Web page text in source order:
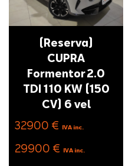
(Reserva)
CUPRA
Formentor 2.0
TDI 110 KW (150
CV) 6 vel
32900 € IVA inc.
29900 € IVA inc.